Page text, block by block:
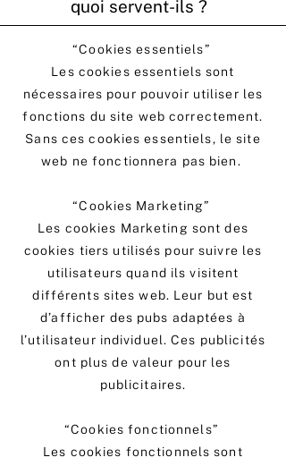
quoi servent-ils ?
“Cookies essentiels”
Les cookies essentiels sont
nécessaires pour pouvoir utiliser les
fonctions du site web correctement.
Sans ces cookies essentiels, le site
web ne fonctionnera pas bien.
“Cookies Marketing”
Les cookies Marketing sont des
cookies tiers utilisés pour suivre les
utilisateurs quand ils visitent
différents sites web. Leur but est
d’afficher des pubs adaptées à
l’utilisateur individuel. Ces publicités
ont plus de valeur pour les
publicitaires.
“Cookies fonctionnels”
Les cookies fonctionnels sont